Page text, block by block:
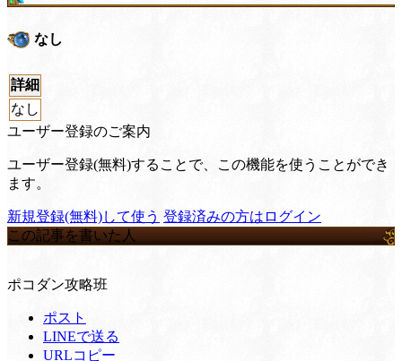
なし
詳細
なし
ユーザー登録のご案内
ユーザー登録(無料)することで、この機能を使うことができ
ます。
新規登録(無料)して使う 登録済みの方はログイン
この記事を書いた人
ポコダン攻略班
ポスト
LINEで送る
URLコピー